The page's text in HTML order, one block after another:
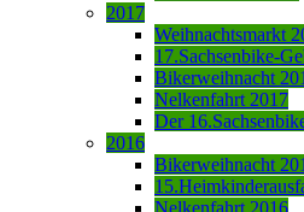
2017
Weihnachtsmarkt
17.Sachsenbike-
Bikerweihnacht
Nelkenfahrt 2017
Der
2016
Bikerweihnacht
Nelkenfahrt 2016